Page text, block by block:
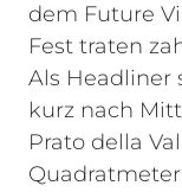
dem Future
Fest traten
Als Headliner
kurz nach
Prato della